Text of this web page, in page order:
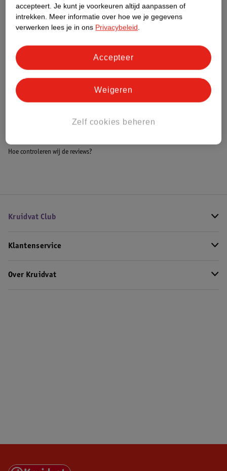
Dit product heeft (nog) geen Nature
Impact Score.
Meer informatie
Bestel & Bezorginformatie
Bekijk ook
Alle Conditioner
Hoe controleren wij de reviews?
Kruidvat Club
Klantenservice
Over Kruidvat
accepteert. Je kunt je voorkeuren altijd aanpassen of
intrekken. Meer informatie over hoe we je gegevens
verwerken lees je in ons Privacybeleid.
Zelf cookies beheren
Weigeren
Accepteer